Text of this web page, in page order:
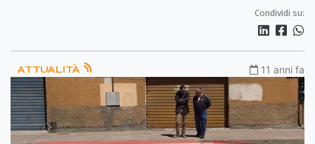
Condividi su:
ATTUALITÀ 11 anni fa